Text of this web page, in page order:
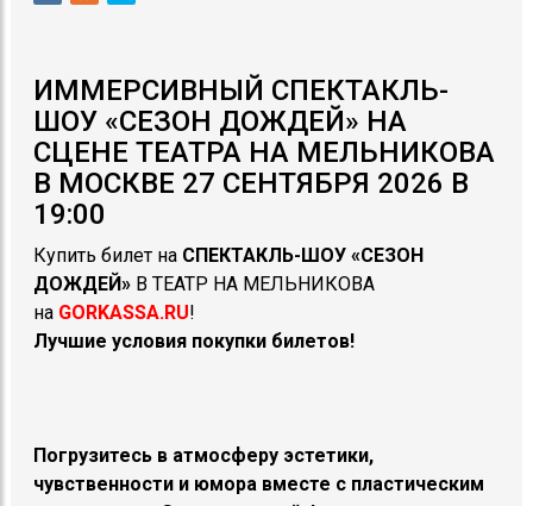
ИММЕРСИВНЫЙ СПЕКТАКЛЬ-
ШОУ «СЕЗОН ДОЖДЕЙ» НА
СЦЕНЕ ТЕАТРА НА МЕЛЬНИКОВА
В МОСКВЕ 27 СЕНТЯБРЯ 2026 В
19:00
Купить билет на СПЕКТАКЛЬ-ШОУ «СЕЗОН
ДОЖДЕЙ» В ТЕАТР НА МЕЛЬНИКОВА
на GORKASSA.RU!
Лучшие условия покупки билетов!
Погрузитесь в атмосферу эстетики,
чувственности и юмора вместе с пластическим